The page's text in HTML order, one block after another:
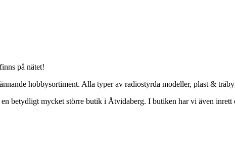
på nätet!
hobbysortiment. Alla typer av radiostyrda modeller, plast &
betydligt mycket större butik i Åtvidaberg. I butiken har vi även